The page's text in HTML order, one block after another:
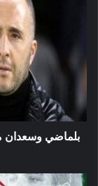
مدرب
عربي
عبربلماضي وسعدان
بوعناني: